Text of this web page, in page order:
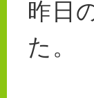
昨日
た。